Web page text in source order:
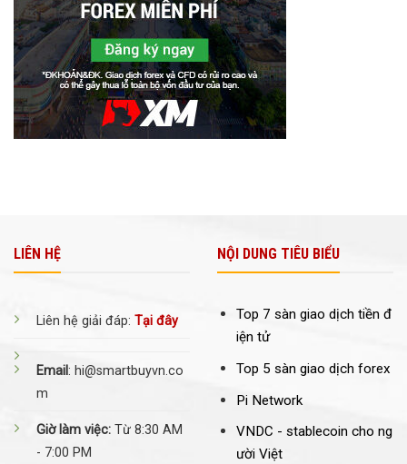
LIÊN HỆ
Liên hệ giải đáp: Tại đây
Email: hi@smartbuyvn.co
m
Giờ làm việc: Từ 8:30 AM
- 7:00 PM
NỘI DUNG TIÊU BIỂU
Top 7 sàn giao dịch tiền đ
iện tử
Top 5 sàn giao dịch forex
Pi Network
VNDC - stablecoin cho ng
ười Việt